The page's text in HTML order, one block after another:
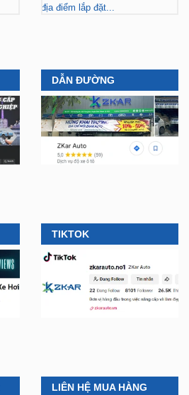
địa điểm lắp đặt...
DẪN ĐƯỜNG
TIKTOK
LIÊN HỆ MUA HÀNG